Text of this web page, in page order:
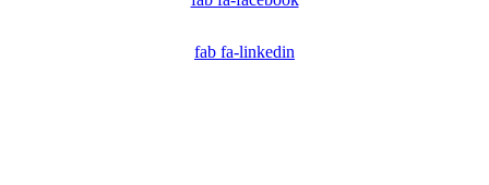
fab fa-linkedin